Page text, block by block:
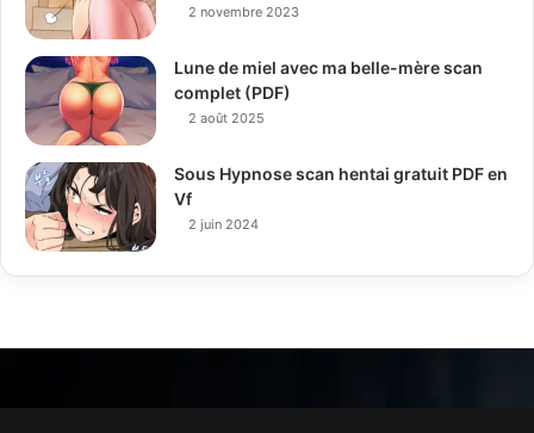
2 novembre 2023
Lune de miel avec ma belle-mère scan
complet (PDF)
2 août 2025
Sous Hypnose scan hentai gratuit PDF en
Vf
2 juin 2024